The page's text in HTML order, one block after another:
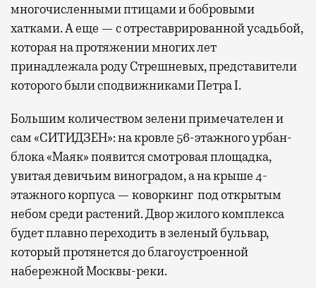
многочисленными птицами и бобровыми
хатками. А еще — с отреставрированной усадьбой,
которая на протяжении многих лет
принадлежала роду Стрешневых, представители
которого были сподвижниками Петра I.
Большим количеством зелени примечателен и
сам «СИТИДЗЕН»: на кровле 56-этажного урбан-
блока «Маяк» появится смотровая площадка,
увитая девичьим виноградом, а на крыше 4-
этажного корпуса — коворкинг под открытым
небом среди растений. Двор жилого комплекса
будет плавно переходить в зеленый бульвар,
который протянется до благоустроенной
набережной Москвы-реки.